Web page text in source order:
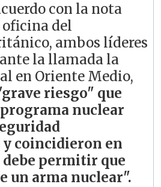
con la nota
del
ambos líderes
la llamada la
en Oriente Medio,
riesgo" que
nuclear
coincidieron en
debe permitir que
un arma nuclear".